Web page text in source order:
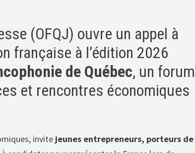
(OFQJ) ouvre un appel à
française à l’édition 2026
de Québec, un forum
et rencontres économiques
invite jeunes entrepreneurs, porteurs de